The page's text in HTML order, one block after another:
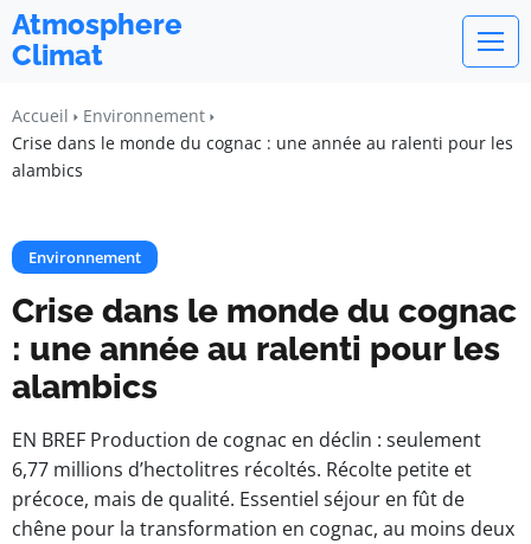
Atmosphere
Climat
Accueil
Environnement
Crise dans le monde du cognac : une année au ralenti pour les
alambics
Environnement
Crise dans le monde du cognac
: une année au ralenti pour les
alambics
EN BREF Production de cognac en déclin : seulement
6,77 millions d’hectolitres récoltés. Récolte petite et
précoce, mais de qualité. Essentiel séjour en fût de
chêne pour la transformation en cognac, au moins deux